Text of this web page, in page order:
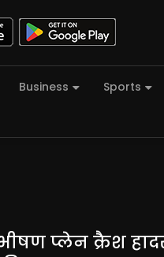
Business Sports
प्लेन क्रैश